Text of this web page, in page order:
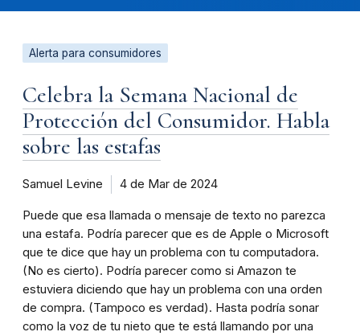
Alerta para consumidores
Celebra la Semana Nacional de
Protección del Consumidor. Habla
sobre las estafas
Samuel Levine 4 de Mar de 2024
Puede que esa llamada o mensaje de texto no parezca
una estafa. Podría parecer que es de Apple o Microsoft
que te dice que hay un problema con tu computadora.
(No es cierto). Podría parecer como si Amazon te
estuviera diciendo que hay un problema con una orden
de compra. (Tampoco es verdad). Hasta podría sonar
como la voz de tu nieto que te está llamando por una